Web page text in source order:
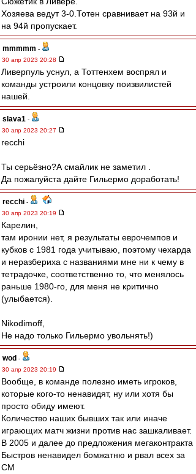
Хозяева ведут 3-0.Тотен сравнивает на 93й и
на 94й пропускает.
mmmmm -
30 апр 2023 20:28
Ливерпуль уснул, а Тоттенхем воспрял и
команды устроили концовку поизвилистей
нашей.
slava1 -
30 апр 2023 20:27
recchi
Ты серьёзно?А смайлик не заметил .
Да пожалуйста дайте Гильермо доработать!
recchi -
30 апр 2023 20:19
Карелин,
там иронии нет, я результаты еврочемпов и
кубков с 1981 года учитываю, поэтому чехарда
и неразбериха с названиями мне ни к чему в
тетрадочке, соответственно то, что менялось
раньше 1980-го, для меня не критично
(улыбается).
Nikodimoff,
Не надо только Гильермо увольнять!)
wod -
30 апр 2023 20:19
Вообще, в команде полезно иметь игроков,
которые кого-то ненавидят, ну или хотя бы
просто обиду имеют.
Количество наших бывших так или иначе
играющих матч жизни против нас зашкаливает.
В 2005 и далее до предложения мегаконтракта
Быстров ненавидел бомжатню и рвал всех за
СМ